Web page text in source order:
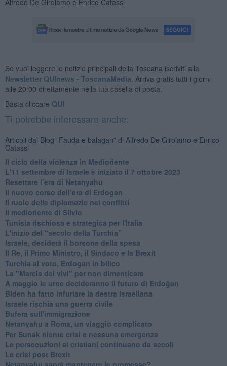
Se vuoi leggere le notizie principali della Toscana iscriviti alla
Newsletter QUInews - ToscanaMedia. Arriva gratis tutti i giorni
alle 20:00 direttamente nella tua casella di posta.
Basta cliccare QUI
Ti potrebbe interessare anche:
Articoli dal Blog “Fauda e balagan” di Alfredo De Girolamo e Enrico
Catassi
Il ciclo della violenza in Medioriente
L'11 settembre di Israele è iniziato il 7 ottobre 2023
Resettare l’era di Netanyahu
​Il nuovo corso dell’era di Erdogan
Il ruolo delle diplomazie nei conflitti
Il medioriente di Silvio
Tunisia rischiosa e strategica per l'Italia
L'inizio del “secolo della Turchia”
Israele, deciderà il borsone della spesa
Il Re, il Primo Ministro, il Sindaco e la Brexit
Turchia al voto, Erdogan in bilico
La "Marcia dei vivi" per non dimenticare
A maggio le urne decideranno il futuro di Erdoğan
Biden ha fatto infuriare la destra israeliana
Israele rischia una guerra civile
Bufera sull'immigrazione
Netanyahu a Roma, un viaggio complicato
Per Sunak niente crisi e nessuna emergenza
Le persecuzioni ai cristiani continuano da secoli
Le crisi post Brexit